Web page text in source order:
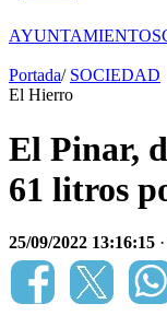
AYUNTAMIENTOS
Portada/ SOCIEDAD
El Hierro
El Pinar,
61 litros
25/09/2022 13:16:15